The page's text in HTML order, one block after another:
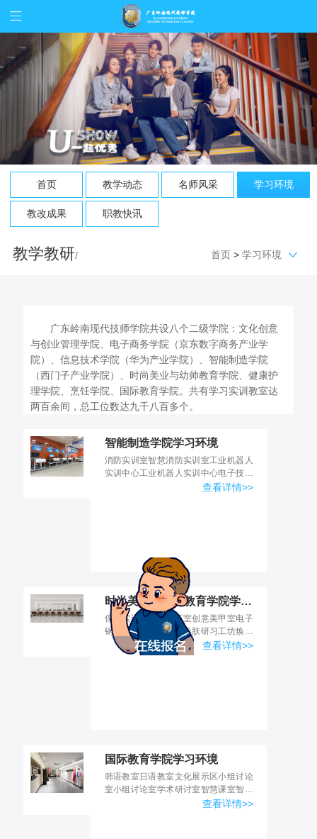
首页 教学动态 名师风采 学习环境
教改成果 职教快讯
教学教研/ 首页 >学习环境
广东岭南现代技师学院共设八个二级学院：文化创意
与创业管理学院、电子商务学院（京东数字商务产业学
院）、信息技术学院（华为产业学院）、智能制造学院
（西门子产业学院）、时尚美业与幼帅教育学院、健康护
理学院、烹饪学院、国际教育学院。共有学习实训教室达
两百余间，总工位数达九千八百多个。
智能制造学院学习环境
消防实训室智慧消防实训室工业机器人
实训中心工业机器人实训中心电子技术
技能实训室西门子智能制造产线综合应
查看详情>>
时尚美业与幼师教育学院学习环境
保教实训室创意美工室创意美甲室电子
钢琴室钢琴房化妆间焕肤研习工坊焕肤
研习工坊声乐室舞蹈室影视美妆室妆造
研习中心
查看详情>>
国际教育学院学习环境
韩语教室日语教室文化展示区小组讨论
室小组讨论室学术研讨室智慧课室智慧
查看详情>>